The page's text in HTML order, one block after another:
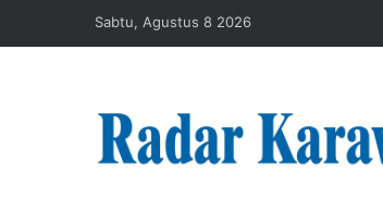
Sabtu, Agustus 8 2026